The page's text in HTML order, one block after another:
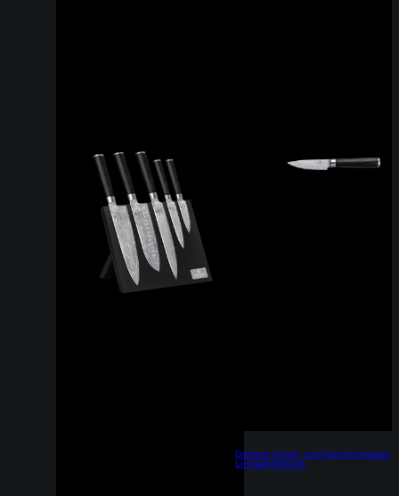
Damast Schäl- und Garniermesser
Limited Edition